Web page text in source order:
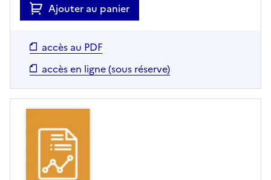
Ajouter au panier
accès au PDF
accès en ligne (sous réserve)